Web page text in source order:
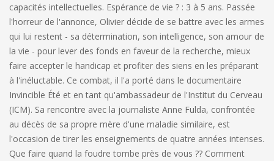
capacités intellectuelles. Espérance de vie ? : 3 à 5 ans. Passée
l'horreur de l'annonce, Olivier décide de se battre avec les armes
qui lui restent - sa détermination, son intelligence, son amour de
la vie - pour lever des fonds en faveur de la recherche, mieux
faire accepter le handicap et profiter des siens en les préparant
à l'inéluctable. Ce combat, il l'a porté dans le documentaire
Invincible Été et en tant qu'ambassadeur de l'Institut du Cerveau
(ICM). Sa rencontre avec la journaliste Anne Fulda, confrontée
au décès de sa propre mère d'une maladie similaire, est
l'occasion de tirer les enseignements de quatre années intenses.
Que faire quand la foudre tombe près de vous ?? Comment